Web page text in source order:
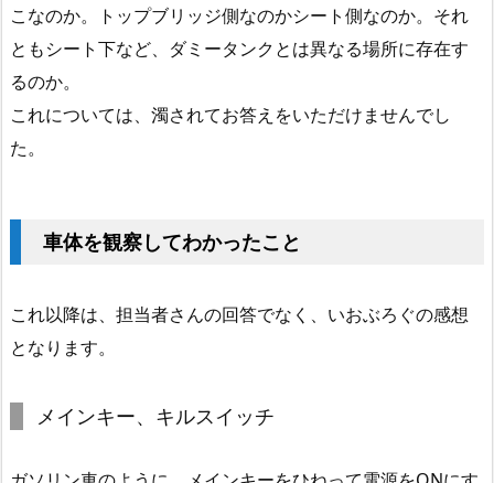
こなのか。トップブリッジ側なのかシート側なのか。それ
ともシート下など、ダミータンクとは異なる場所に存在す
るのか。
これについては、濁されてお答えをいただけませんでし
た。
車体を観察してわかったこと
これ以降は、担当者さんの回答でなく、いおぶろぐの感想
となります。
メインキー、キルスイッチ